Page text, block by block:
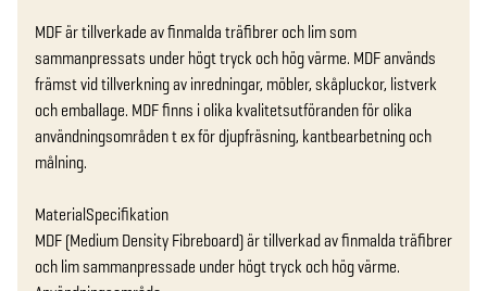
MDF är tillverkade av finmalda träfibrer och lim som
sammanpressats under högt tryck och hög värme. MDF används
främst vid tillverkning av inredningar, möbler, skåpluckor, listverk
och emballage. MDF finns i olika kvalitetsutföranden för olika
användningsområden t ex för djupfräsning, kantbearbetning och
målning.
MaterialSpecifikation
MDF (Medium Density Fibreboard) är tillverkad av finmalda träfibrer
och lim sammanpressade under högt tryck och hög värme.